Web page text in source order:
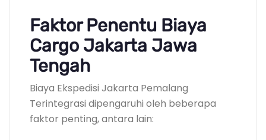
Faktor Penentu Biaya
Cargo Jakarta Jawa
Tengah
Biaya Ekspedisi Jakarta Pemalang
Terintegrasi dipengaruhi oleh beberapa
faktor penting, antara lain: